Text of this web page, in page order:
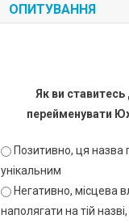
ОПИТУВАННЯ
Як ви
перейменувати
Позитивно, ця назва
унікальним
Негативно, місцева
наполягати на тій